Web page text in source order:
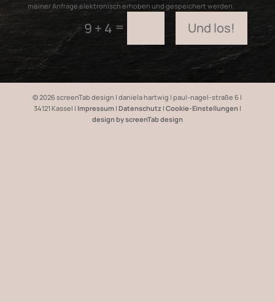
meiner Anfrage elektronisch erhoben und gespeichert werden.
9 + 4 = Und los!
©2026 screenTab design | daniela hartwig | paul-nagel-straße 6 |
34121 Kassel | Impressum| Datenschutz| Cookie-Einstellungen|
design by screenTab design